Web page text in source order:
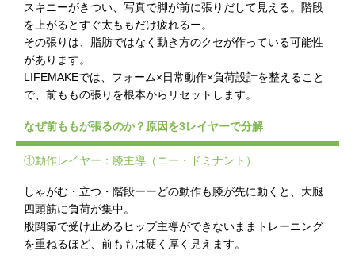
スキニーがきつい、写真で脚が前に張りだして見える。階段
を上がるとすぐ太ももだけ疲れるー。
その張りは、脂肪ではなく動き方のクセが作っている可能性
があります。
LIFEMAKEでは、フォーム×日常動作×負荷設計を整えること
で、前ももの張りを根本からリセットします。
なぜ前ももが張るのか？原因を3レイヤーで分解
①動作レイヤー：膝主導（ニー・ドミナント）
しゃがむ・立つ・階段ーーどの動作も膝が先に動くと、大腿
四頭筋に負荷が集中。
股関節で受け止めるヒップ主導ができないままトレーニング
を重ねるほど、前ももは硬く厚く見えます。